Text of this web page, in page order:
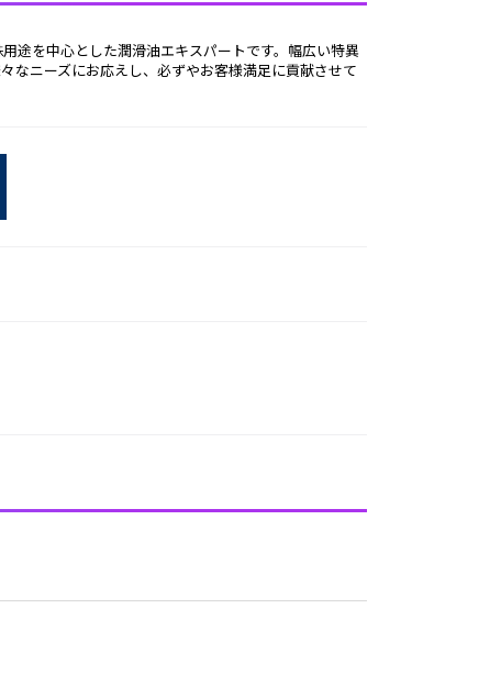
なニーズにお応えし、必ずやお客様満足に貢献させて